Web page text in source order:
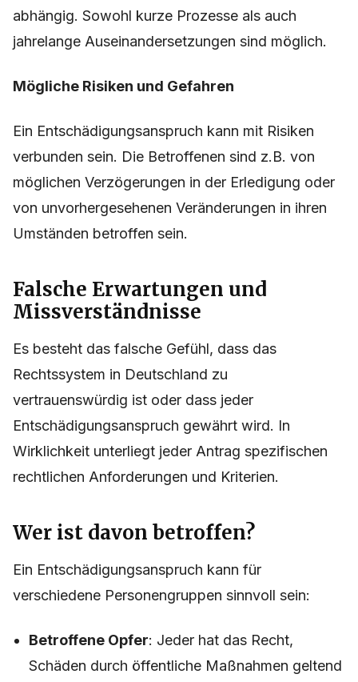
abhängig. Sowohl kurze Prozesse als auch
jahrelange Auseinandersetzungen sind möglich.
Mögliche Risiken und Gefahren
Ein Entschädigungsanspruch kann mit Risiken
verbunden sein. Die Betroffenen sind z.B. von
möglichen Verzögerungen in der Erledigung oder
von unvorhergesehenen Veränderungen in ihren
Umständen betroffen sein.
Falsche Erwartungen und
Missverständnisse
Es besteht das falsche Gefühl, dass das
Rechtssystem in Deutschland zu
vertrauenswürdig ist oder dass jeder
Entschädigungsanspruch gewährt wird. In
Wirklichkeit unterliegt jeder Antrag spezifischen
rechtlichen Anforderungen und Kriterien.
Wer ist davon betroffen?
Ein Entschädigungsanspruch kann für
verschiedene Personengruppen sinnvoll sein:
Betroffene Opfer: Jeder hat das Recht,
Schäden durch öffentliche Maßnahmen geltend